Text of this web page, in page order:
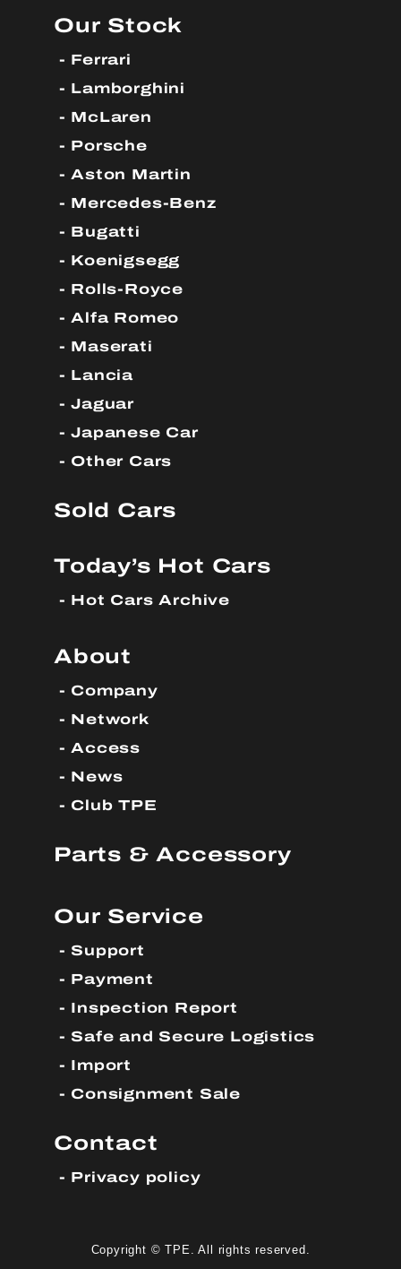
Our Stock
Ferrari
Lamborghini
McLaren
Porsche
Aston Martin
Mercedes-Benz
Bugatti
Koenigsegg
Rolls-Royce
Alfa Romeo
Maserati
Lancia
Jaguar
Japanese Car
Other Cars
Sold Cars
Today’s Hot Cars
Hot Cars Archive
About
Company
Network
Access
News
Club TPE
Parts & Accessory
Our Service
Support
Payment
Inspection Report
Safe and Secure Logistics
Import
Consignment Sale
Contact
Privacy policy
Copyright © TPE. All rights reserved.